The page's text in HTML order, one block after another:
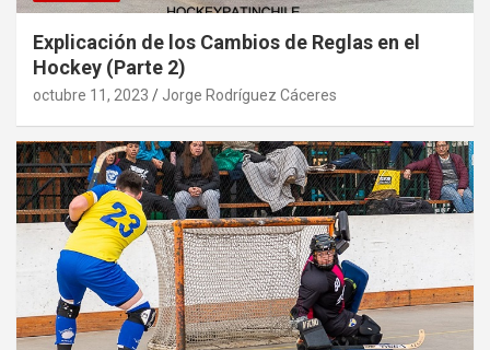
Explicación de los Cambios de Reglas en el
Hockey (Parte 2)
octubre 11, 2023 Jorge Rodríguez Cáceres